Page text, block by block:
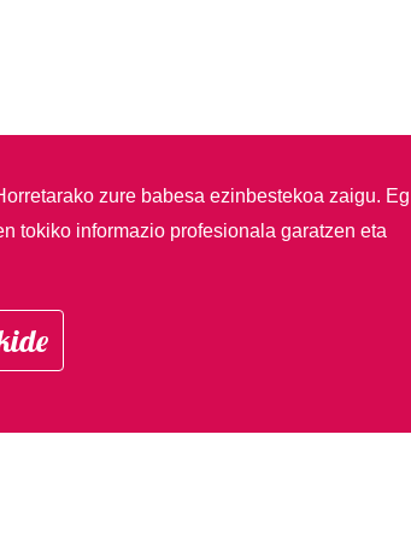
zure babesa ezinbestekoa zaigu.
tokiko informazio profesionala garatzen eta